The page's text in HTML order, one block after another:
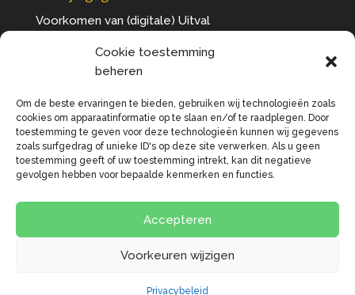
Cookie toestemming
beheren
Om de beste ervaringen te bieden, gebruiken wij technologieën zoals
cookies om apparaatinformatie op te slaan en/of te raadplegen. Door
toestemming te geven voor deze technologieën kunnen wij gegevens
zoals surfgedrag of unieke ID's op deze site verwerken. Als u geen
toestemming geeft of uw toestemming intrekt, kan dit negatieve
gevolgen hebben voor bepaalde kenmerken en functies.
Accepteren
Voorkeuren wijzigen
Privacybeleid
Voorkomen van (digitale) Uitval
info@voorkomenvanuitval.nl
www.voorkomenvanuitval.nl
KvK 71720758
Algemene voorwaarden
Disclaimer
Privacybeleid
Cookies
websitesysteemBloom